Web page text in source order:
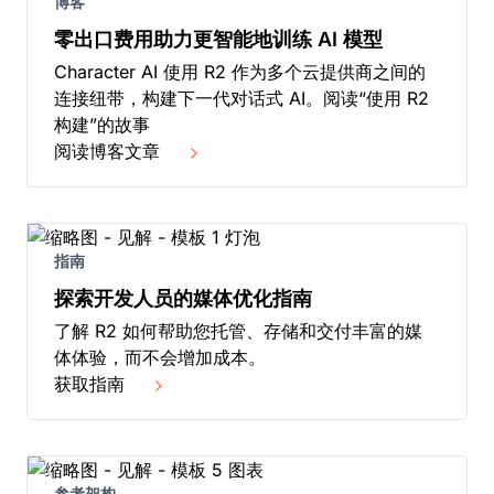
零出口费用助力更智能地训练 AI 模型
Character AI 使用 R2 作为多个云提供商之间的
连接纽带，构建下一代对话式 AI。阅读“使用 R2
构建”的故事
阅读博客文章
指南
探索开发人员的媒体优化指南
了解 R2 如何帮助您托管、存储和交付丰富的媒
体体验，而不会增加成本。
获取指南